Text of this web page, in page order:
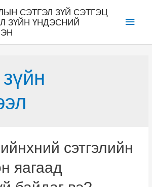
СЭТГЭЛ ЗҮЙ СЭТГЭЦ
ЗҮЙН ҮНДЭСНИЙ
Main
сэтгэлийн
яагаад